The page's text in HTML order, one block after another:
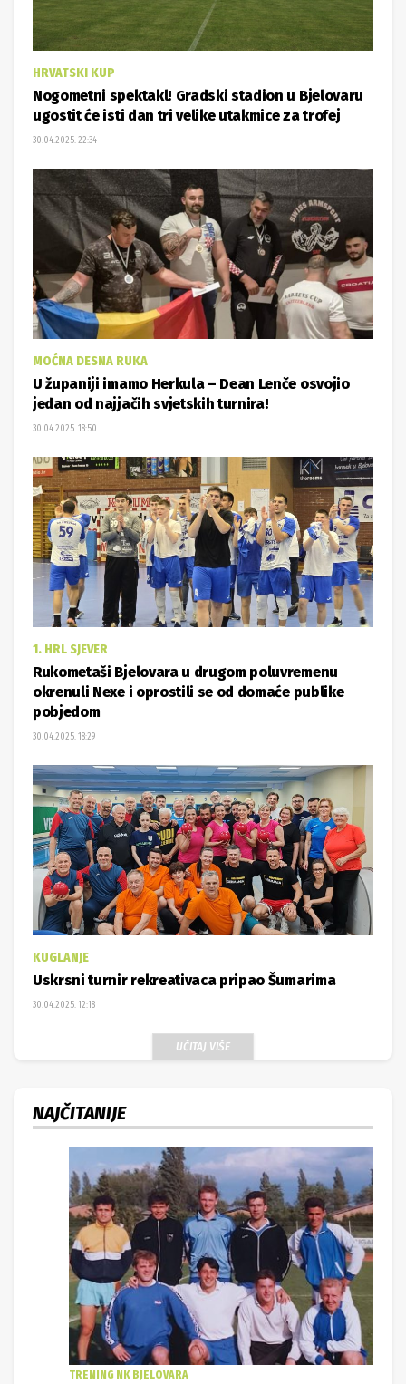
HRVATSKI KUP
Nogometni spektakl! Gradski stadion u Bjelovaru
ugostit će isti dan tri velike utakmice za trofej
30.04.2025. 22:34
MOĆNA DESNA RUKA
U županiji imamo Herkula – Dean Lenče osvojio
jedan od najjačih svjetskih turnira!
30.04.2025. 18:50
1. HRL SJEVER
Rukometaši Bjelovara u drugom poluvremenu
okrenuli Nexe i oprostili se od domaće publike
pobjedom
30.04.2025. 18:29
KUGLANJE
Uskrsni turnir rekreativaca pripao Šumarima
30.04.2025. 12:18
UČITAJ VIŠE
NAJČITANIJE
TRENING NK BJELOVARA